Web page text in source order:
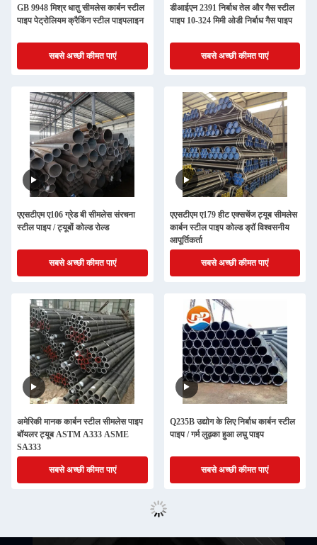
GB 9948 मिश्र धातु सीमलेस कार्बन स्टील
पाइप पेट्रोलियम क्रैकिंग स्टील पाइपलाइन
सबसे अच्छी कीमत पाएं
डीआईएन 2391 निर्बाध तेल और गैस स्टील
पाइप 10-324 मिमी ओडी निर्बाध गैस पाइप
सबसे अच्छी कीमत पाएं
एएसटीएम ए106 ग्रेड बी सीमलेस संरचना
स्टील पाइप / ट्यूबों कोल्ड रोल्ड
सबसे अच्छी कीमत पाएं
एएसटीएम ए179 हीट एक्सचेंज ट्यूब सीमलेस
कार्बन स्टील पाइप कोल्ड ड्रॉ विश्वसनीय
आपूर्तिकर्ता
सबसे अच्छी कीमत पाएं
अमेरिकी मानक कार्बन स्टील सीमलेस पाइप
बॉयलर ट्यूब ASTM A333 ASME
SA333
सबसे अच्छी कीमत पाएं
Q235B उद्योग के लिए निर्बाध कार्बन स्टील
पाइप / गर्म लुढ़का हुआ लघु पाइप
सबसे अच्छी कीमत पाएं